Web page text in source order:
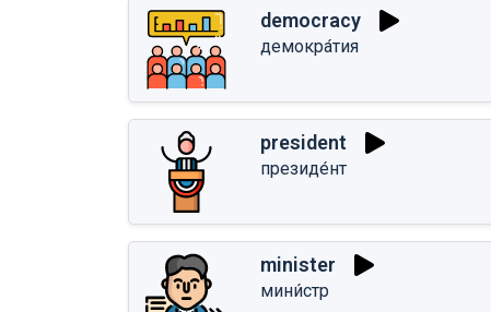
democracy
демокра́тия
president
президе́нт
minister
мини́стр